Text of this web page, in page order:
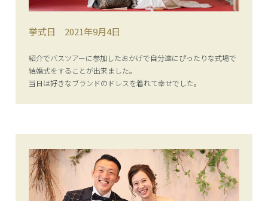
挙式日 2021年9月4日
紹介でバスツアーに参加したおかげで自分達にぴったりな式場で
結婚式をすることが出来ました。
当日は好きなブランドのドレスを着れて幸せでした。